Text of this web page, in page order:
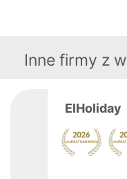
Inne firmy z
ElHoliday